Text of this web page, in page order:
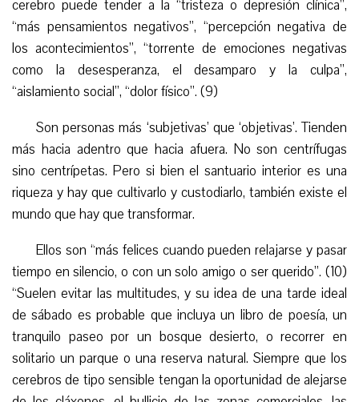
cerebro puede tender a la “tristeza o depresión clínica”,
“más pensamientos negativos”, “percepción negativa de
los acontecimientos”, “torrente de emociones negativas
como la desesperanza, el desamparo y la culpa”,
“aislamiento social”, “dolor físico”. (9)
Son personas más ‘subjetivas’ que ‘objetivas’. Tienden
más hacia adentro que hacia afuera. No son centrífugas
sino centrípetas. Pero si bien el santuario interior es una
riqueza y hay que cultivarlo y custodiarlo, también existe el
mundo que hay que transformar.
Ellos son “más felices cuando pueden relajarse y pasar
tiempo en silencio, o con un solo amigo o ser querido”. (10)
“Suelen evitar las multitudes, y su idea de una tarde ideal
de sábado es probable que incluya un libro de poesía, un
tranquilo paseo por un bosque desierto, o recorrer en
solitario un parque o una reserva natural. Siempre que los
cerebros de tipo sensible tengan la oportunidad de alejarse